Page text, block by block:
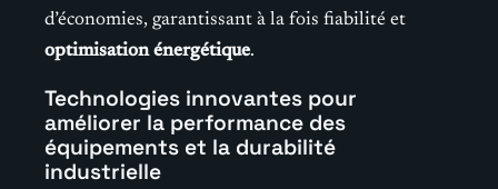
d’économies, garantissant à la fois fiabilité et
optimisation énergétique.
Technologies innovantes pour
améliorer la performance des
équipements et la durabilité
industrielle